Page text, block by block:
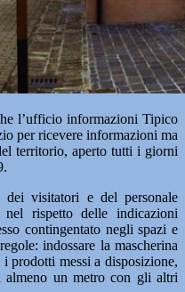
l’ufficio informazioni Tipico
per ricevere informazioni ma
territorio, aperto tutti i giorni
dei visitatori e del personale
rispetto delle indicazioni
contingentato negli spazi e
indossare la mascherina
prodotti messi a disposizione,
almeno un metro con gli altri